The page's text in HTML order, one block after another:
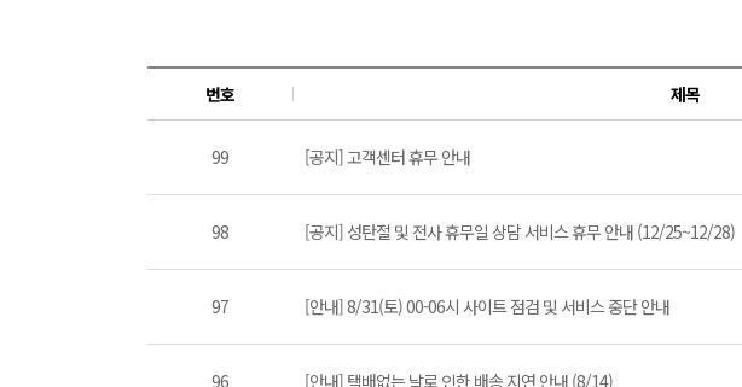
번호 제목
99 [공지] 고객센터 휴무 안내
98 [공지] 성탄절 및 전사 휴무일 상담 서비스 휴무 안내 (12/25~12/28)
97 [안내] 8/31(토) 00-06시 사이트 점검 및 서비스 중단 안내
96 [안내] 택배없는 날로 인한 배송 지연 안내 (8/14)